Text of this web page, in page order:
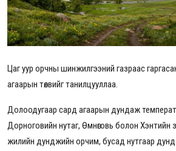
Цаг уур орчны шинжилгээний газраас
агаарын төлвийг танилцууллаа.
Долоодугаар сард агаарын дундаж
Дорноговийн нутаг, Өмнөговь болон Хэнтийн
жилийн дунджийн орчим, бусад нутгаар